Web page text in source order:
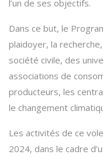
l’un de ses objectifs.
Dans ce but, le
plaidoyer, la
société civile, des
associations de
producteurs, les
le changement
Les activités de ce
2024, dans le cadre